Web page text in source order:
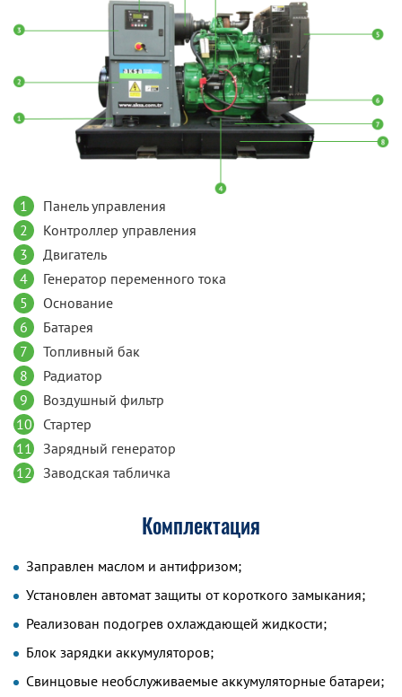
1
Панель управления
2
Контроллер управления
3
Двигатель
4
Генератор переменного тока
5
Основание
6
Батарея
7
Топливный бак
8
Радиатор
9
Воздушный фильтр
10
Стартер
11
Зарядный генератор
12
Заводская табличка
Комплектация
Заправлен маслом и антифризом;
Установлен автомат защиты от короткого замыкания;
Реализован подогрев охлаждающей жидкости;
Блок зарядки аккумуляторов;
Свинцовые необслуживаемые аккумуляторные батареи;